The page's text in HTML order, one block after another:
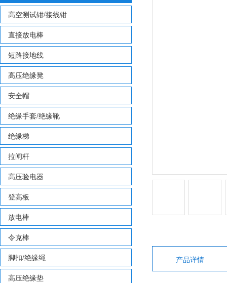
高空测试钳/接线钳
直接放电棒
短路接地线
高压绝缘凳
安全帽
绝缘手套/绝缘靴
绝缘梯
拉闸杆
高压验电器
登高板
放电棒
令克棒
脚扣/绝缘绳
高压绝缘垫
产品详情